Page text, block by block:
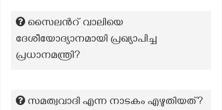
സൈലന്‍റ് വാലിയെ
ദേശീയോദ്യാനമായി പ്രഖ്യാപിച്ച
പ്രധാനമന്ത്രി?
സമത്വവാദി എന്ന നാടകം എഴുതിയത്?